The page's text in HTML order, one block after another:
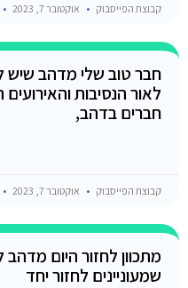
קבוצת הפייסבוק אוקטובר 7, 2023
חבר טוב שלי מדהב שיש
לאור הנסיבות
חברים בדהב,
קבוצת הפייסבוק אוקטובר 7, 2023
מתכוון לחזור היום
שמעוניינים לחזור יחד